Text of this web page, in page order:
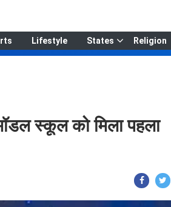
Lifestyle States Religion
स्कूल को मिला पहला